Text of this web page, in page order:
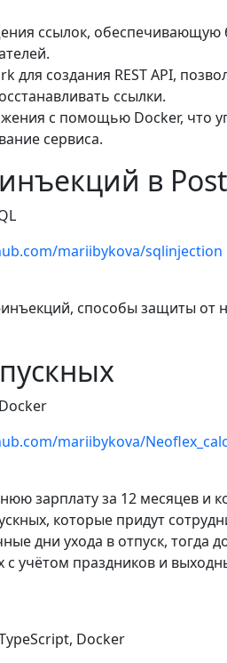
ссылок, обеспечивающую
для создания REST API,
ссылки.
с помощью Docker, что
сервиса.
в
mariibykova/sqlinjection
способы защиты от
mariibykova/
зарплату за 12 месяцев и
которые придут
дни ухода в отпуск, тогда
с учётом праздников и
Docker